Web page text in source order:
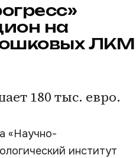
на
ЛКМ
180 тыс. евро.
«Научно-
институт